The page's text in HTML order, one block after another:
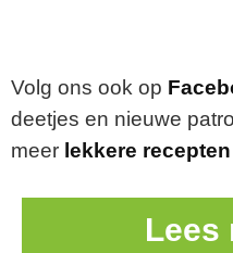
Volg ons ook op
deetjes en nieuwe
meer lekkere recepten
Lees